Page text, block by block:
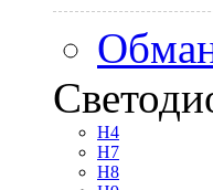
H4
H7
H8